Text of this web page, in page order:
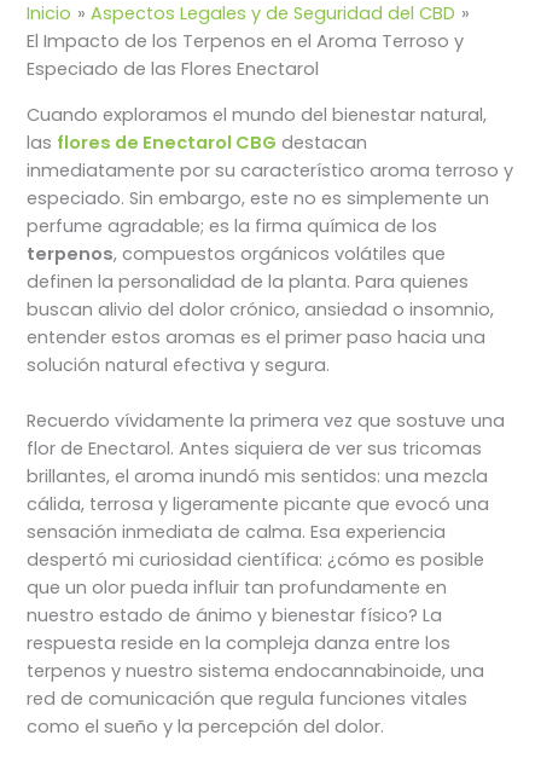
Inicio
Aspectos Legales y de Seguridad del CBD
El Impacto de los Terpenos en el Aroma Terroso y
Especiado de las Flores Enectarol
Cuando exploramos el mundo del bienestar natural,
las flores de Enectarol CBG destacan
inmediatamente por su característico aroma terroso y
especiado. Sin embargo, este no es simplemente un
perfume agradable; es la firma química de los
terpenos, compuestos orgánicos volátiles que
definen la personalidad de la planta. Para quienes
buscan alivio del dolor crónico, ansiedad o insomnio,
entender estos aromas es el primer paso hacia una
solución natural efectiva y segura.
Recuerdo vívidamente la primera vez que sostuve una
flor de Enectarol. Antes siquiera de ver sus tricomas
brillantes, el aroma inundó mis sentidos: una mezcla
cálida, terrosa y ligeramente picante que evocó una
sensación inmediata de calma. Esa experiencia
despertó mi curiosidad científica: ¿cómo es posible
que un olor pueda influir tan profundamente en
nuestro estado de ánimo y bienestar físico? La
respuesta reside en la compleja danza entre los
terpenos y nuestro sistema endocannabinoide, una
red de comunicación que regula funciones vitales
como el sueño y la percepción del dolor.